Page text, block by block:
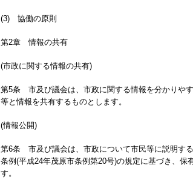
(3) 協働の原則
第2章 情報の共有
(市政に関する情報の共有)
第5条 市及び議会は、市政に関する情報を分かりや
等と情報を共有するものとします。
(情報公開)
第6条 市及び議会は、市政について市民等に説明す
条例(平成24年茂原市条例第20号)の規定に基づき、保
す。